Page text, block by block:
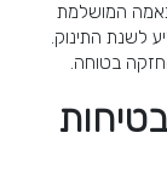
המושלמת
לשנת התינוק.
בטוחה.